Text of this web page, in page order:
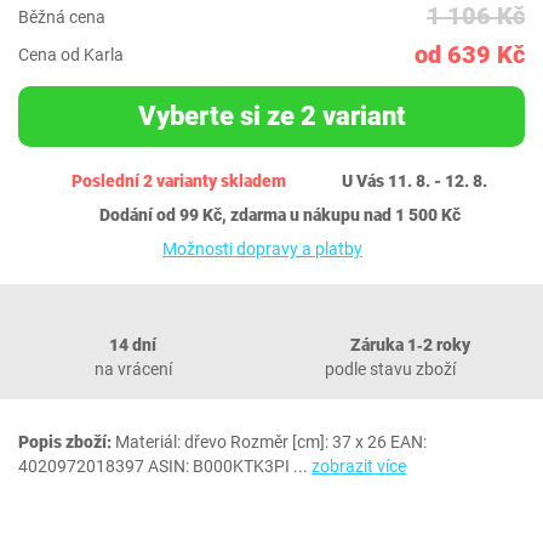
Běžná cena 1 106 Kč
Cena od Karla od 639 Kč
Vyberte si ze 2 variant
Poslední 2 varianty skladem
U Vás 11. 8. - 12. 8.
Dodání od 99 Kč, zdarma u nákupu nad 1 500 Kč
Možnosti dopravy a platby
14 dní
na vrácení
Záruka 1‐2 roky
podle stavu zboží
Popis zboží: Materiál: dřevo Rozměr [cm]: 37 x 26 EAN:
4020972018397 ASIN: B000KTK3PI ... zobrazit více